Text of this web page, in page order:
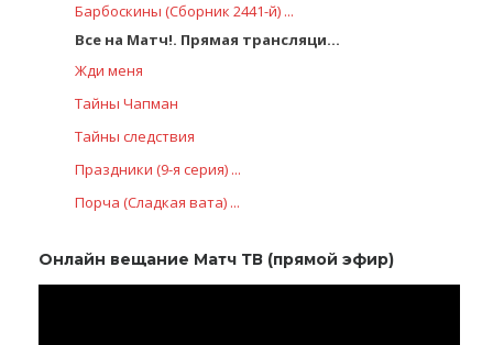
Барбоскины (Сборник 2441-й) ...
Все на Матч!. Прямая трансляци...
Жди меня
Тaйны Чапман
Тайны следствия
Праздники (9-я серия) ...
Порча (Сладкая вата) ...
Онлайн вещание Матч ТВ (прямой эфир)